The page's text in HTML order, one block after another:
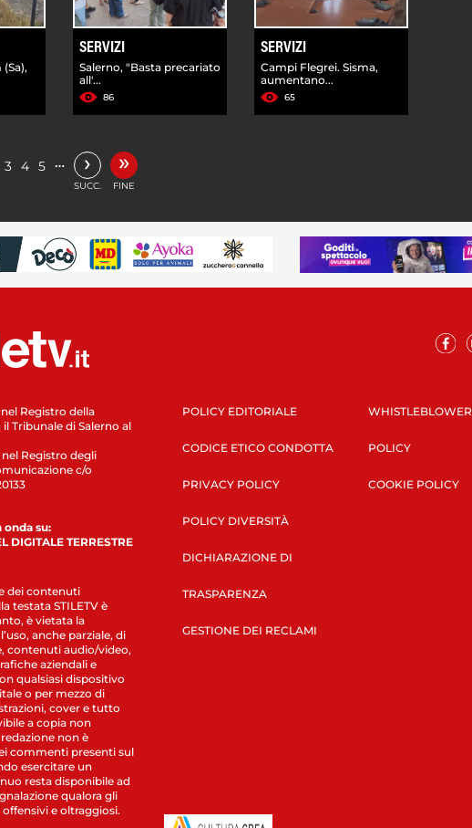
SERVIZI
Salerno, "Basta precariato
all'...
86
SERVIZI
Campi Flegrei. Sisma,
aumentano...
65
3 4 5 … ›
SUCC.
»
FINE
Registro della
Tribunale di Salerno al
Registro degli
c/o
onda su:
DIGITALE TERRESTRE
dei contenuti
testata STILETV è
è vietata la
anche parziale, di
contenuti audio/video,
aziendali e
qualsiasi dispositivo
o per mezzo di
cover e tutto
a copia non
non è
commenti presenti sul
esercitare un
resta disponibile ad
qualora gli
e oltraggiosi.
POLICY EDITORIALE
CODICE ETICO CONDOTTA
PRIVACY POLICY
POLICY DIVERSITÀ
DICHIARAZIONE DI
TRASPARENZA
GESTIONE DEI RECLAMI
WHISTLEBLOWER
POLICY
COOKIE POLICY